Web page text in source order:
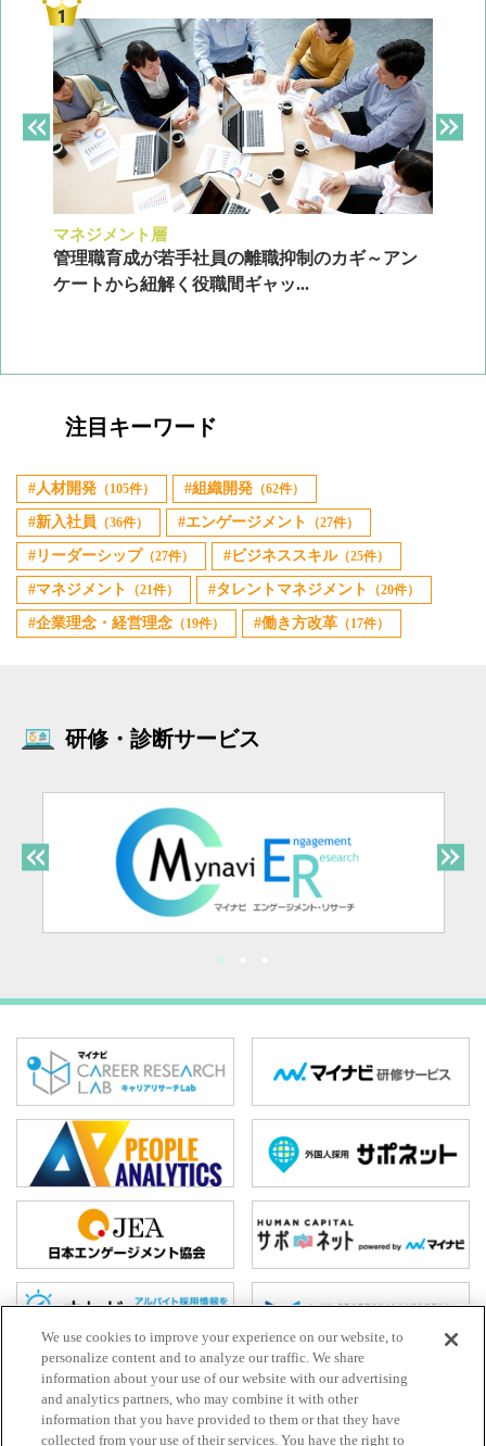
マネジメント層
管理職育成が若手社員の離職抑制のカギ～アン
ケートから紐解く役職間ギャッ...
注目キーワード
人材開発 （105件） 組織開発 （62件）
新入社員 （36件） エンゲージメント （27件）
リーダーシップ （27件） ビジネススキル（25件）
マネジメント （21件） タレントマネジメント （20件）
企業理念・経営理念 （19件） 働き方改革 （17件）
研修・診断サービス
ホーム
お問い合わせ
We use cookies to improve your experience on our website, to
personalize content and to analyze our traffic. We share
information about your use of our website with our advertising
and analytics partners, who may combine it with other
information that you have provided to them or that they have
collected from your use of their services. You have the right to